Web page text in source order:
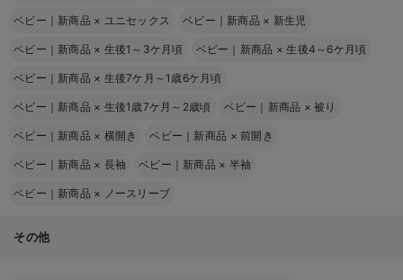
ベビー｜新商品 × ユニセックス ベビー｜新商品 × 新生児
ベビー｜新商品 × 生後1～3ケ月頃 ベビー｜新商品 ×生後4～6ケ月頃
ベビー｜新商品 × 生後7ケ月～1歳6ケ月頃
ベビー｜新商品 × 生後1歳7ケ月～2歳頃 ベビー｜新商品 ×被り
ベビー｜新商品 × 横開き ベビー｜新商品 ×前開き
ベビー｜新商品 × 長袖 ベビー｜新商品 × 半袖
ベビー｜新商品 × ノースリーブ
その他